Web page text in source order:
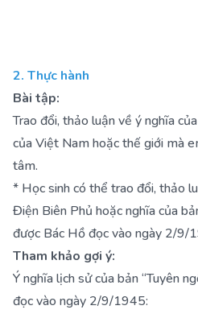
2. Thực hành
Bài tập:
Trao đổi, thảo luận về ý nghĩa
của Việt Nam hoặc thế giới mà
tâm.
* Học sinh có thể trao đổi, thảo
Điện Biên Phủ hoặc nghĩa của
được Bác Hồ đọc vào ngày 2/9/
Tham khảo gợi ý:
Ý nghĩa lịch sử của bản “Tuyên
đọc vào ngày 2/9/1945: